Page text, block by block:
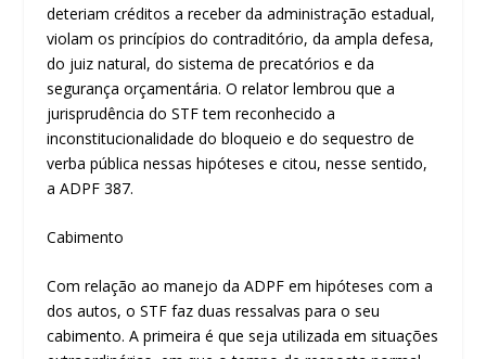
deteriam créditos a receber da administração estadual,
violam os princípios do contraditório, da ampla defesa,
do juiz natural, do sistema de precatórios e da
segurança orçamentária. O relator lembrou que a
jurisprudência do STF tem reconhecido a
inconstitucionalidade do bloqueio e do sequestro de
verba pública nessas hipóteses e citou, nesse sentido,
a ADPF 387.
Cabimento
Com relação ao manejo da ADPF em hipóteses com a
dos autos, o STF faz duas ressalvas para o seu
cabimento. A primeira é que seja utilizada em situações